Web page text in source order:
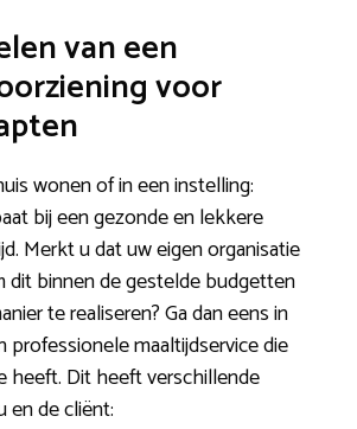
van een
voor
wonen of in een instelling:
bij een gezonde en lekkere
Merkt u dat uw eigen organisatie
binnen de gestelde budgetten
te realiseren? Ga dan eens in
professionele maaltijdservice die
heeft. Dit heeft verschillende
en de cliënt: